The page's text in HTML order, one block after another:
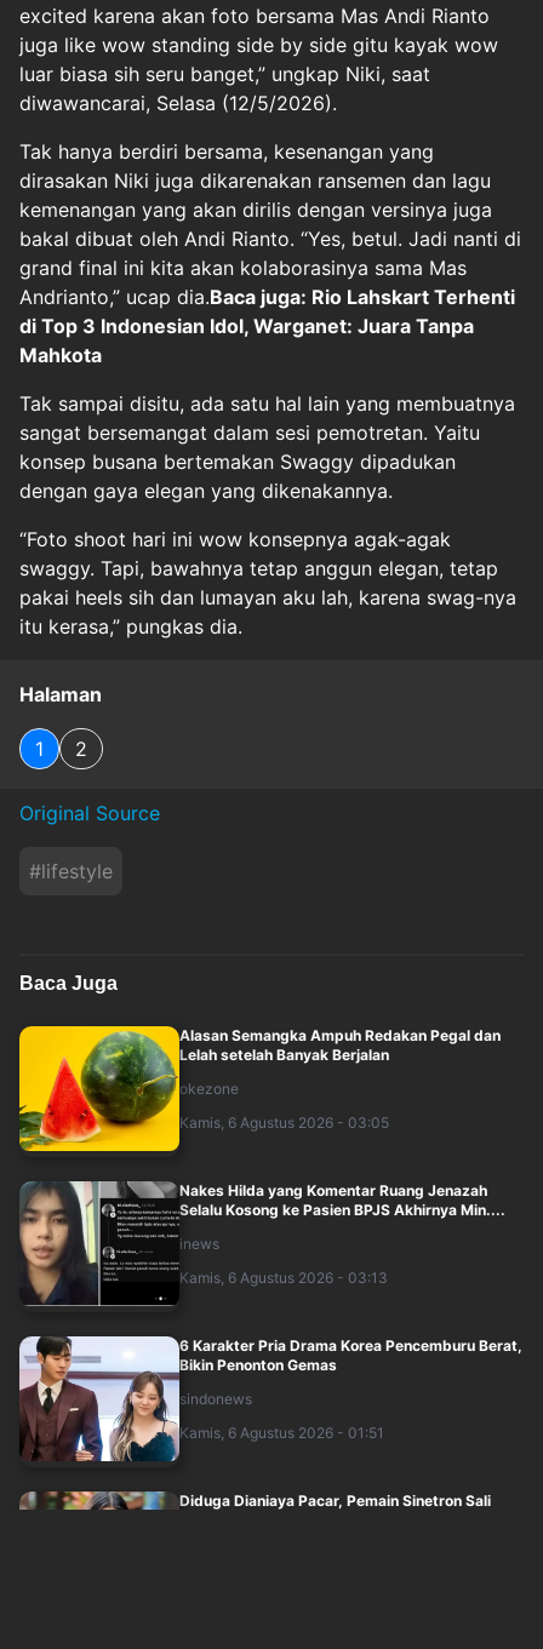
excited karena akan foto bersama Mas Andi Rianto
juga like wow standing side by side gitu kayak wow
luar biasa sih seru banget,” ungkap Niki, saat
diwawancarai, Selasa (12/5/2026).
Tak hanya berdiri bersama, kesenangan yang
dirasakan Niki juga dikarenakan ransemen dan lagu
kemenangan yang akan dirilis dengan versinya juga
bakal dibuat oleh Andi Rianto. “Yes, betul. Jadi nanti di
grand final ini kita akan kolaborasinya sama Mas
Andrianto,” ucap dia.Baca juga: Rio Lahskart Terhenti
di Top 3 Indonesian Idol, Warganet: Juara Tanpa
Mahkota
Tak sampai disitu, ada satu hal lain yang membuatnya
sangat bersemangat dalam sesi pemotretan. Yaitu
konsep busana bertemakan Swaggy dipadukan
dengan gaya elegan yang dikenakannya.
“Foto shoot hari ini wow konsepnya agak-agak
swaggy. Tapi, bawahnya tetap anggun elegan, tetap
pakai heels sih dan lumayan aku lah, karena swag-nya
itu kerasa,” pungkas dia.
Halaman
1 2
Original Source
#lifestyle
Baca Juga
Alasan Semangka Ampuh Redakan Pegal dan
Lelah setelah Banyak Berjalan
okezone
Kamis, 6 Agustus 2026 - 03:05
Nakes Hilda yang Komentar Ruang Jenazah
Selalu Kosong ke Pasien BPJS Akhirnya Min....
inews
Kamis, 6 Agustus 2026 - 03:13
6 Karakter Pria Drama Korea Pencemburu Berat,
Bikin Penonton Gemas
sindonews
Kamis, 6 Agustus 2026 - 01:51
Diduga Dianiaya Pacar, Pemain Sinetron Sali